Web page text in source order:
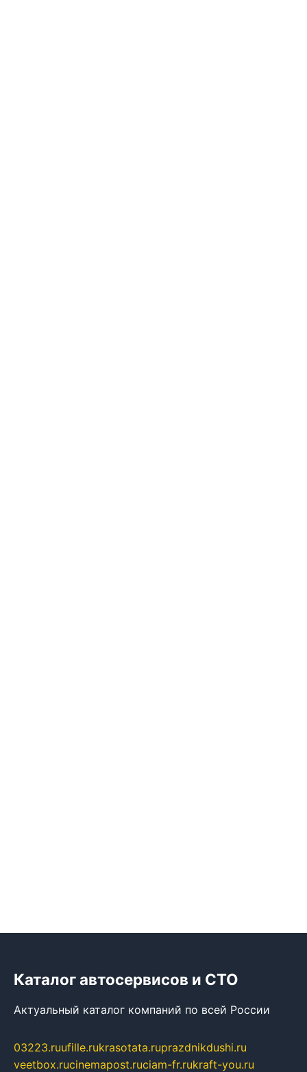
Каталог автосервисов и СТО
Актуальный каталог компаний по всей России
03223.ruufille.rukrasotata.ruprazdnikdushi.ru
veetbox.rucinemapost.ruciam-fr.rukraft-you.ru